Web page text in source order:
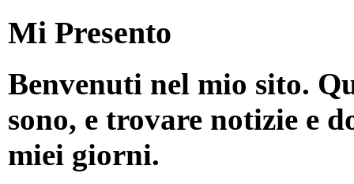
Mi Presento
Benvenuti nel mio sito.
sono, e trovare notizie e
miei giorni.